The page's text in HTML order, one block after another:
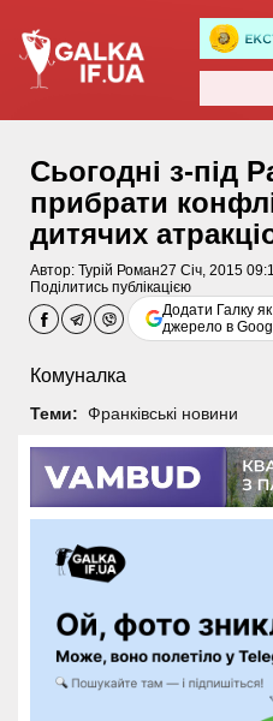
Сьогодні з-під
прибрати
дитячих
Автор: Турій Роман27 Січ, 2015
Поділитись публікацією
Додати Галку
джерело в
Комуналка
Теми: Франківські новини